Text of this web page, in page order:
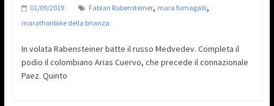
01/09/2019 Fabian Rabensteiner, mara fumagalli,
marathonbike della brianza
In volata Rabensteiner batte il russo Medvedev. Completa il
podio il colombiano Arias Cuervo, che precede il connazionale
Paez. Quinto